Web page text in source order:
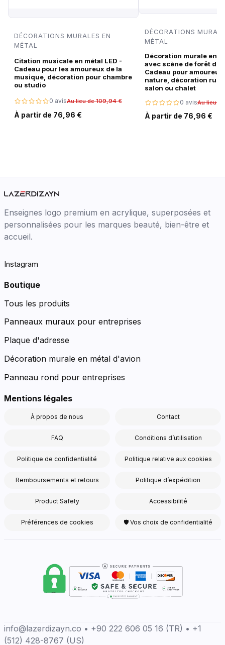
DÉCORATIONS MURALES EN
MÉTAL
Citation musicale en métal LED -
Cadeau pour les amoureux de la
musique, décoration pour chambre
ou studio
0 avisAu lieu de 109,94 €
À partir de 76,96 €
DÉCORATIONS
MÉTAL
Décoration murale en
avec scène de forêt de
Cadeau pour amoureux
nature, décoration
salon ou chalet
0 avisAu lieu
À partir de 76,96 €
Enseignes logo premium en acrylique, superposées et
personnalisées pour les marques beauté, bien-être et
accueil.
Instagram
Boutique
Tous les produits
Panneaux muraux pour entreprises
Plaque d'adresse
Décoration murale en métal d'avion
Panneau rond pour entreprises
Mentions légales
À propos de nous Contact
FAQ Conditions d’utilisation
Politique de confidentialité Politique relative aux cookies
Remboursements et retours Politique d’expédition
Product Safety Accessibilité
Préférences de cookies 🛡 Vos choix de confidentialité
info@lazerdizayn.co • +90 222 606 05 16 (TR) • +1
(512) 428-8767 (US)